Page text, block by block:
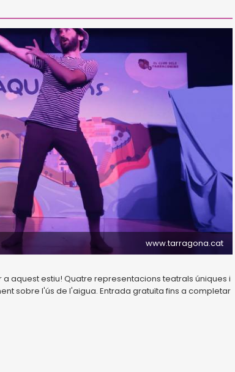
www.tarragona.cat
aquest estiu! Quatre representacions teatrals úniques i
sobre l'ús de l'aigua. Entrada gratuïta fins a completar